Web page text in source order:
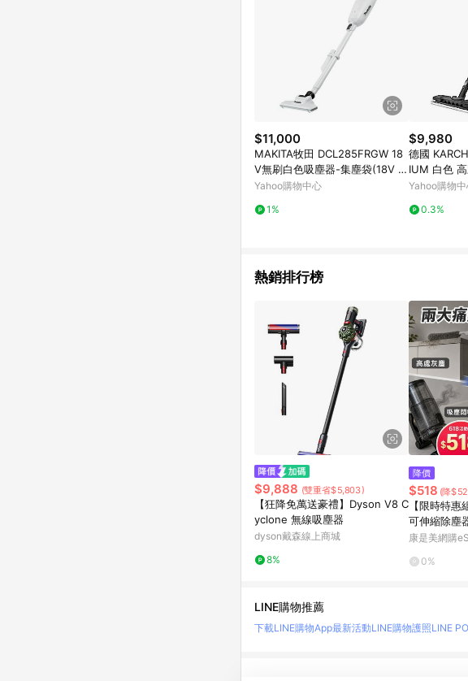
贈點回饋。 10. 部分點數紅包僅限指定商品
紅包頁面規則為準。
$11,000
MAKITA牧田 DCL285FRGW 18
V無刷白色吸塵器-集塵袋(18V 6.
0A*1)
Yahoo購物中心
1%
$9,980
德國
IUM 白色
Yahoo購物
0.3%
熱銷排行榜
$9,888 (雙重省$5,803)
【狂降免萬送豪禮】Dyson V8 C
yclone 無線吸塵器
dyson戴森線上商城
8%
降價
$518 (降
【限時特
可伸縮除塵
NG GOOD
康是美網購
0%
LINE購物推薦
下載LINE購物App最新活動LINE購物護照LINE